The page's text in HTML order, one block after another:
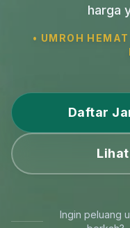
harga
• UMROH
Daftar
Ingin peluang